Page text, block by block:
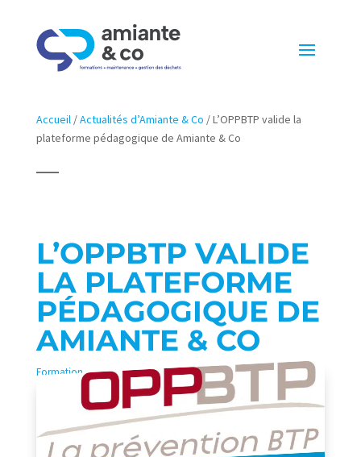
Accueil/Actualités d’Amiante & Co /L’OPPBTP valide la
plateforme pédagogique de Amiante & Co
L’OPPBTP VALIDE
LA PLATEFORME
PÉDAGOGIQUE DE
AMIANTE & CO
Formation